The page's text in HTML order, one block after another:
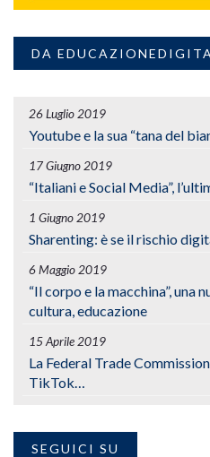
DA
26 Luglio 2019
Youtube e la sua “tana del
17 Giugno 2019
“Italiani e Social Media”,
1 Giugno 2019
Sharenting: è se il rischio
6 Maggio 2019
“Il corpo e la macchina”, una
cultura, educazione
15 Aprile 2019
La Federal Trade
TikTok…
SEGUICI SU